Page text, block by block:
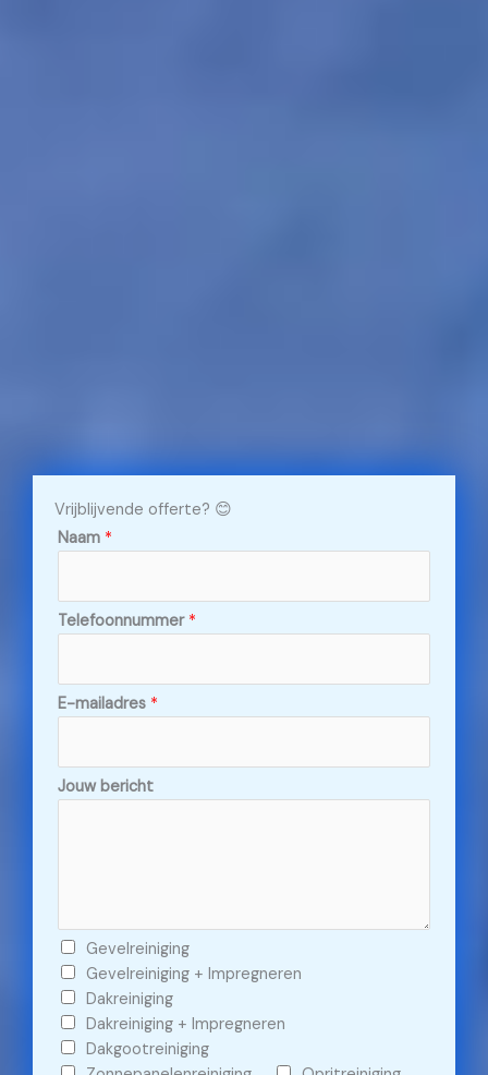
Vrijblijvende offerte? 😊
Naam *
Telefoonnummer *
E-mailadres *
Jouw bericht
C
h
e
c
k
Gevelreiniging
Gevelreiniging + Impregneren
Dakreiniging
Dakreiniging + Impregneren
Dakgootreiniging